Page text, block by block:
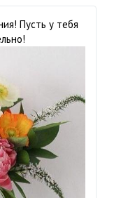
Пусть у тебя